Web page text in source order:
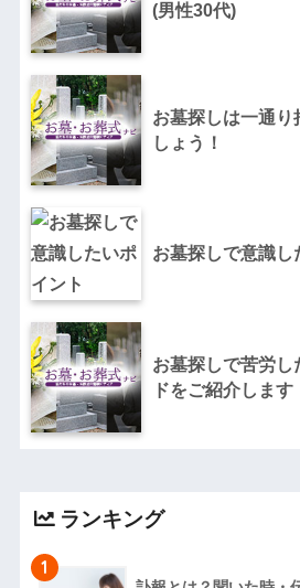
(男性30代)
お墓探しは一通り
しょう！
お墓探しで意識し
お墓探しで苦労
ドをご紹介します
ランキング
1